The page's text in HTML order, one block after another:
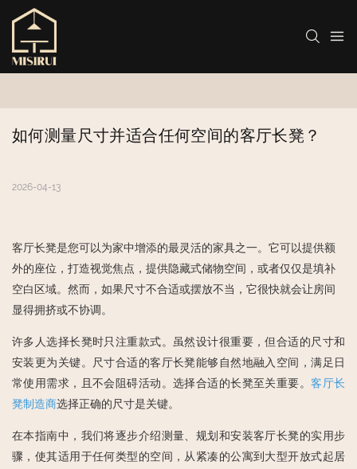
如何测量尺寸并适合任何空间的客厅长凳？
2026-04-13
客厅长凳是您可以为家中增添的最灵活的家具之一。它可以提供额
外的座位，打造视觉焦点，提供隐藏式储物空间，或者仅仅是填补
空白区域。然而，如果尺寸不合适或摆放不当，它很快就会让房间
显得拥挤或不协调。
许多人选择长凳时只注重款式。虽然设计很重要，但合适的尺寸和
安装更为关键。尺寸合适的客厅长凳能够自然地融入空间，满足日
常使用需求，且不会阻碍活动。选择合适的长凳至关重要。客厅长
凳制造商选择正确的尺寸是关键。
在本指南中，我们将逐步介绍测量、规划和安装客厅长凳的实用步
骤，使其适用于任何类型的空间，从紧凑的公寓到大型开放式起居